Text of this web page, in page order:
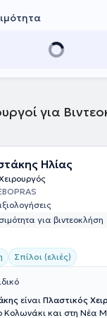
για
Ηλίας
για βιντεοκλήση
Σπίλοι (ελιές)
είναι Πλαστικός
Κολωνάκι και στη Νέα